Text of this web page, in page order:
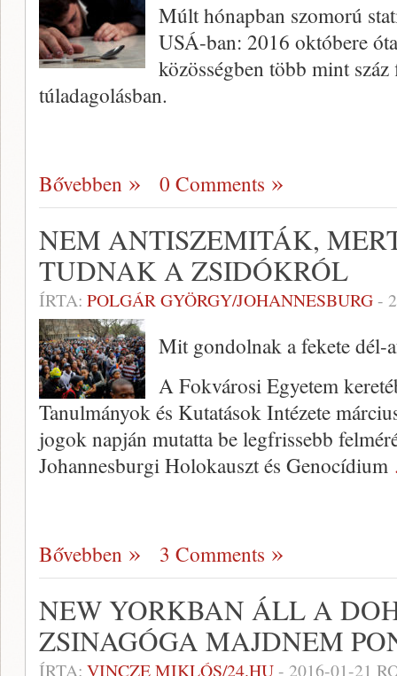
Múlt hónapban szomorú
USÁ-ban: 2016 októbere
közösségben több mint
túladagolásban.
Bővebben 0 Comments
NEM ANTISZEMITÁK,
TUDNAK A ZSIDÓKRÓL
ÍRTA: POLGÁR GYÖRGY/JOHANNESBURG-
Mit gondolnak a fekete dél-
A Fokvárosi Egyetem
Tanulmányok és Kutatások Intézete
jogok napján mutatta be legfrissebb
Johannesburgi Holokauszt és Genocídium
Bővebben 3 Comments
NEW YORKBAN ÁLL A
ZSINAGÓGA MAJDNEM
ÍRTA: VINCZE MIKLÓS/24.HU- 2016-01-21